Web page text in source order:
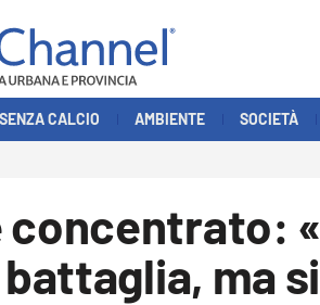
CALCIO AMBIENTE SOCIETÀ
ma